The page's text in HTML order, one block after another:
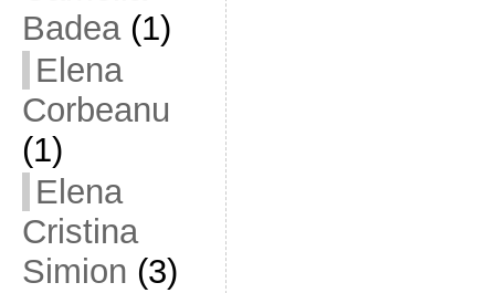
Badea(1)
Elena
Corbeanu
(1)
Elena
Cristina
Simion (3)